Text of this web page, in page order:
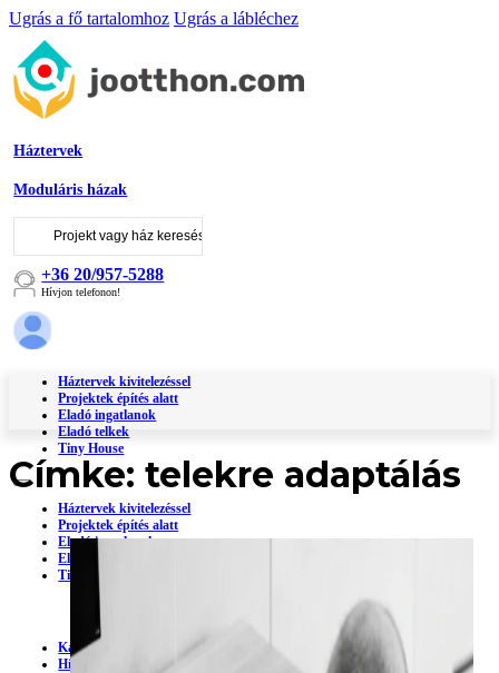
Ugrás a fő tartalomhoz Ugrás a lábléchez
Háztervek
Moduláris házak
+36 20/957-5288
Hívjon telefonon!
Háztervek kivitelezéssel
Projektek építés alatt
Eladó ingatlanok
Eladó telkek
Tiny House
Háztervek kivitelezéssel
Projektek építés alatt
Eladó ingatlanok
Eladó telkek
Tiny House
Kapcsolat
Hírek
Projektválasztási asszisztens
Címke: telekre adaptálás